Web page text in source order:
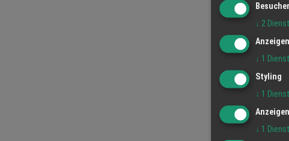
↓ 2
↓ 1 Dienst
Styling
↓ 1 Dienst
↓ 1 Dienst